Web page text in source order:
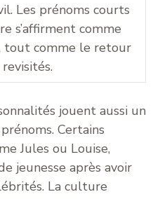
Les prénoms courts
s’affirment comme
tout comme le retour
jouent aussi un
Certains
Jules ou Louise,
jeunesse après avoir
La culture